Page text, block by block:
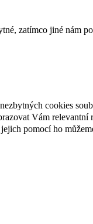
zatímco jiné nám
cookies
Vám
pomocí ho